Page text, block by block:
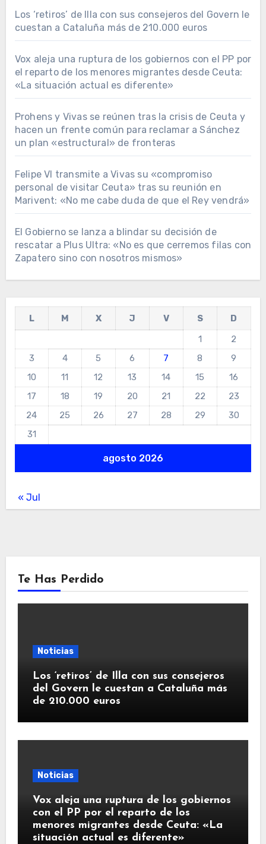
Los ‘retiros’ de Illa con sus consejeros del Govern le
cuestan a Cataluña más de 210.000 euros
Vox aleja una ruptura de los gobiernos con el PP por
el reparto de los menores migrantes desde Ceuta:
«La situación actual es diferente»
Prohens y Vivas se reúnen tras la crisis de Ceuta y
hacen un frente común para reclamar a Sánchez
un plan «estructural» de fronteras
Felipe VI transmite a Vivas su «compromiso
personal de visitar Ceuta» tras su reunión en
Marivent: «No me cabe duda de que el Rey vendrá»
El Gobierno se lanza a blindar su decisión de
rescatar a Plus Ultra: «No es que cerremos filas con
Zapatero sino con nosotros mismos»
agosto 2026
L M X J V S
D
1
2
3
4 5 6 7 8
9
10
11 12 13 14 15
16
17
18 19 20 21 22
23
24
25 26 27 28 29
30
31
« Jul
Te Has Perdido
Noticias
Los ‘retiros’ de Illa con sus consejeros
del Govern le cuestan a Cataluña más
de 210.000 euros
Noticias
Vox aleja una ruptura de los gobiernos
con el PP por el reparto de los
menores migrantes desde Ceuta: «La
situación actual es diferente»